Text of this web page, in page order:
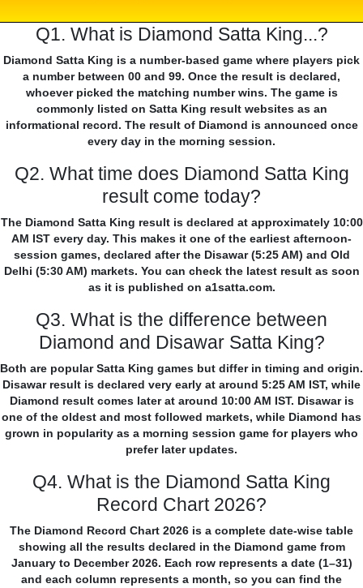
Q1. What is Diamond Satta King...?
Diamond Satta King is a number-based game where players pick
a number between 00 and 99. Once the result is declared,
whoever picked the matching number wins. The game is
commonly listed on Satta King result websites as an
informational record. The result of Diamond is announced once
every day in the morning session.
Q2. What time does Diamond Satta King
result come today?
The Diamond Satta King result is declared at approximately 10:00
AM IST every day. This makes it one of the earliest afternoon-
session games, declared after the Disawar (5:25 AM) and Old
Delhi (5:30 AM) markets. You can check the latest result as soon
as it is published on a1satta.com.
Q3. What is the difference between
Diamond and Disawar Satta King?
Both are popular Satta King games but differ in timing and origin.
Disawar result is declared very early at around 5:25 AM IST, while
Diamond result comes later at around 10:00 AM IST. Disawar is
one of the oldest and most followed markets, while Diamond has
grown in popularity as a morning session game for players who
prefer later updates.
Q4. What is the Diamond Satta King
Record Chart 2026?
The Diamond Record Chart 2026 is a complete date-wise table
showing all the results declared in the Diamond game from
January to December 2026. Each row represents a date (1–31)
and each column represents a month, so you can find the